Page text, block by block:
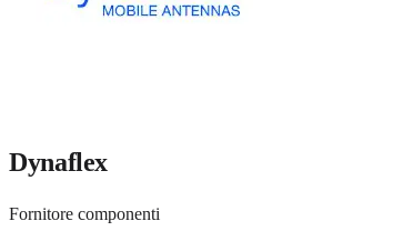
Dynaflex
Fornitore componenti